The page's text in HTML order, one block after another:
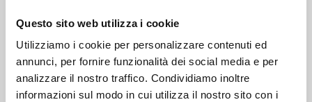
Questo sito web utilizza i cookie
Utilizziamo i cookie per personalizzare contenuti ed
annunci, per fornire funzionalità dei social media e per
analizzare il nostro traffico. Condividiamo inoltre
informazioni sul modo in cui utilizza il nostro sito con i